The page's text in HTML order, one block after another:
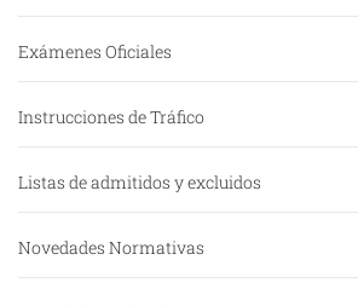
Exámenes Oficiales
Instrucciones de Tráfico
Listas de admitidos y excluidos
Novedades Normativas